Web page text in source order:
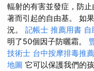
輻射的有害並發症，防
著而引起的自由基。 如
況。 記帳士 推薦用書 自
明了50個因子防曬霜。
技術士 台中按摩排毒推薦
地圖 它可以保護我們的